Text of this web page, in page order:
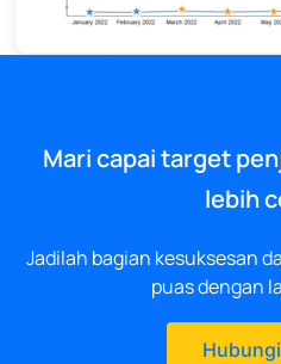
Mari capai target
lebih
Jadilah bagian kesuksesan
puas dengan